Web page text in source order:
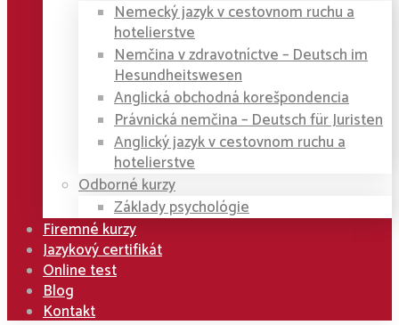
Nemecký jazyk v cestovnom ruchu a
hotelierstve
Nemčina v zdravotníctve – Deutsch im
Hesundheitswesen
Anglická obchodná korešpondencia
Právnická nemčina – Deutsch für Juristen
Anglický jazyk v cestovnom ruchu a
hotelierstve
Odborné kurzy
Základy psychológie
Firemné kurzy
Jazykový certifikát
Online test
Blog
Kontakt